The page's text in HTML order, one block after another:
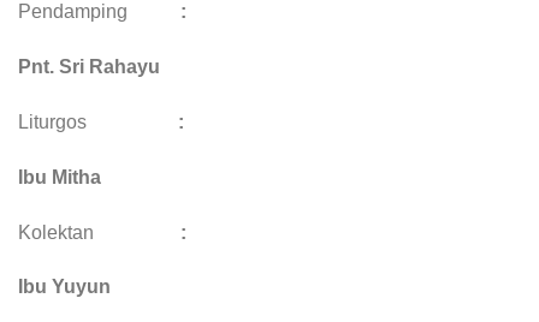
Pendamping :
Pnt. Sri Rahayu
Liturgos :
Ibu Mitha
Kolektan :
Ibu Yuyun